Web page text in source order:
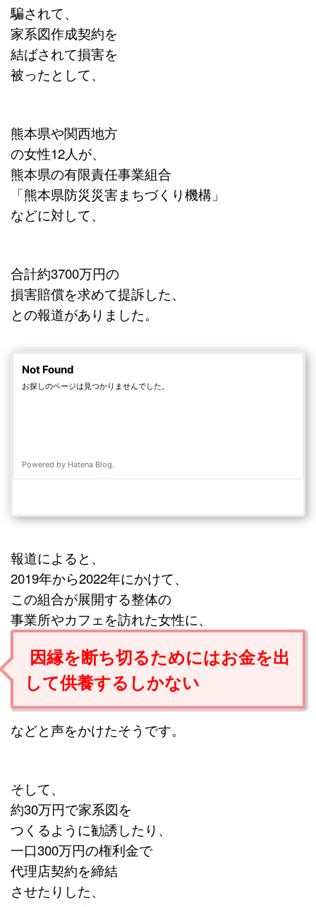
騙されて、
家系図作成契約を
結ばされて損害を
被ったとして、
熊本県や関西地方
の女性12人が、
熊本県の有限責任事業組合
「熊本県防災災害まちづくり機構」
などに対して、
合計約3700万円の
損害賠償を求めて提訴した、
との報道がありました。
報道によると、
2019年から2022年にかけて、
この組合が展開する整体の
事業所やカフェを訪れた女性に、
因縁を断ち切るためにはお金を出
して供養するしかない
などと声をかけたそうです。
そして、
約30万円で家系図を
つくるように勧誘したり、
一口300万円の権利金で
代理店契約を締結
させたりした、